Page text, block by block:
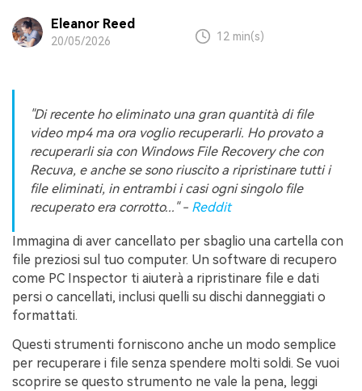
Eleanor Reed
20/05/2026 12 min(s)
"Di recente ho eliminato una gran quantità di file
video mp4 ma ora voglio recuperarli. Ho provato a
recuperarli sia con Windows File Recovery che con
Recuva, e anche se sono riuscito a ripristinare tutti i
file eliminati, in entrambi i casi ogni singolo file
recuperato era corrotto..." - Reddit
Immagina di aver cancellato per sbaglio una cartella con
file preziosi sul tuo computer. Un software di recupero
come PC Inspector ti aiuterà a ripristinare file e dati
persi o cancellati, inclusi quelli su dischi danneggiati o
formattati.
Questi strumenti forniscono anche un modo semplice
per recuperare i file senza spendere molti soldi. Se vuoi
scoprire se questo strumento ne vale la pena, leggi